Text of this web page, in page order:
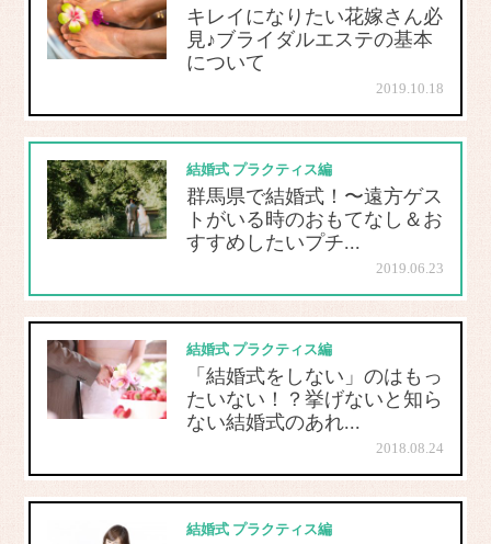
キレイになりたい花嫁さん必
見♪ブライダルエステの基本
について
2019.10.18
結婚式 プラクティス編
群馬県で結婚式！〜遠方ゲス
トがいる時のおもてなし＆お
すすめしたいプチ...
2019.06.23
結婚式 プラクティス編
「結婚式をしない」のはもっ
たいない！？挙げないと知ら
ない結婚式のあれ...
2018.08.24
結婚式 プラクティス編